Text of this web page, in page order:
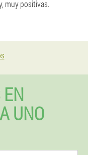
muy positivas.
UNO